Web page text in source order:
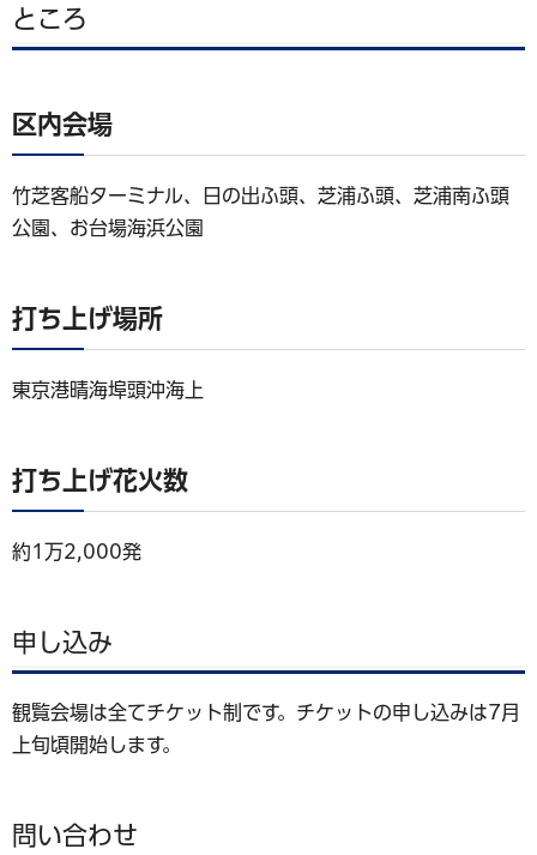
ところ
区内会場
竹芝客船ターミナル、日の出ふ頭、芝浦ふ頭、芝浦南ふ頭
公園、お台場海浜公園
打ち上げ場所
東京港晴海埠頭沖海上
打ち上げ花火数
約1万2,000発
申し込み
観覧会場は全てチケット制です。チケットの申し込みは7月
上旬頃開始します。
問い合わせ